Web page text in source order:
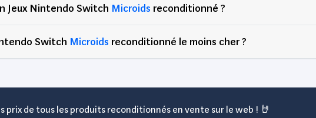
1
Jeux Nintendo Switch Microids reconditionné ?
Switch Microids reconditionné le moins cher ?
prix de tous les produits reconditionnés en vente sur le web ! 🤘